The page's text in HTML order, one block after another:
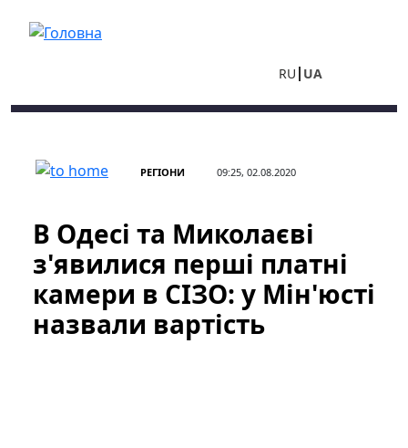
RU UA
РЕГІОНИ 09:25, 02.08.2020
В Одесі та Миколаєві
з'явилися перші платні
камери в СІЗО: у Мін'юсті
назвали вартість